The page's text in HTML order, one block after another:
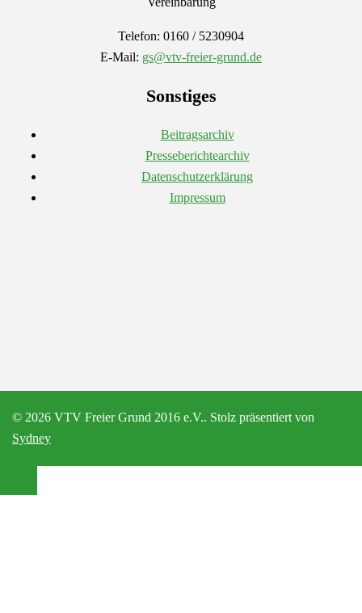
Telefon: 0160 / 5230904
E-Mail: gs@vtv-freier-grund.de
Sonstiges
Beitragsarchiv
Presseberichtearchiv
Datenschutzerklärung
Impressum
© 2026 VTV Freier Grund 2016 e.V.. Stolz präsentiert von
Sydney